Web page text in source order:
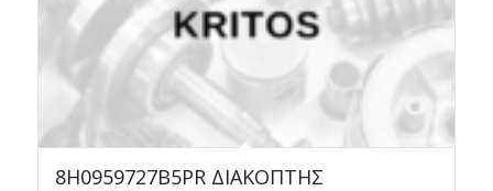
8H0959727B5PR ΔΙΑΚΟΠΤΗΣ